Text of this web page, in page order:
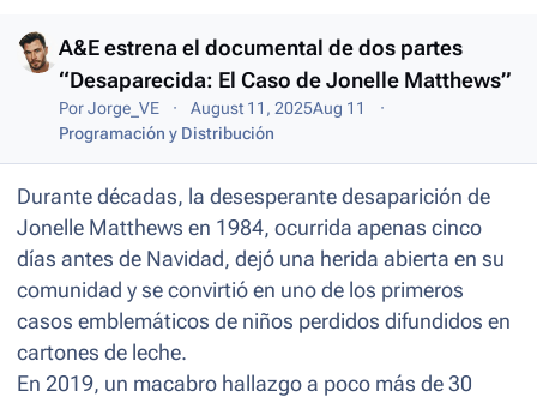
A&E estrena el documental de dos partes
“Desaparecida: El Caso de Jonelle Matthews”
PorJorge_VE August 11, 2025Aug 11
Programación y Distribución
Durante décadas, la desesperante desaparición de
Jonelle Matthews en 1984, ocurrida apenas cinco
días antes de Navidad, dejó una herida abierta en su
comunidad y se convirtió en uno de los primeros
casos emblemáticos de niños perdidos difundidos en
cartones de leche.
En 2019, un macabro hallazgo a poco más de 30